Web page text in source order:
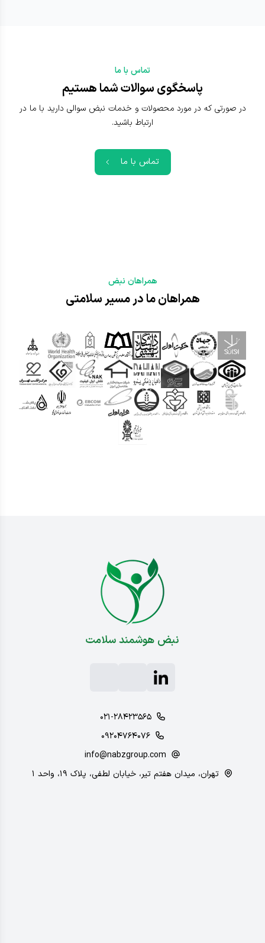
تماس با ما
پاسخگوی سوالات شما هستیم
در صورتی که در مورد محصولات و خدمات نبض سوالی دارید با ما در
ارتباط باشید.
تماس با ما
همراهان نبض
همراهان ما در مسیر سلامتی
نبض هوشمند سلامت
۰۲۱-۲۸۴۲۳۵۶۵
۰۹۲۰۴۷۶۴۰۷۶
info@nabzgroup.com
تهران، میدان هفتم تیر، خیابان لطفی، پلاک ۱۹، واحد ۱